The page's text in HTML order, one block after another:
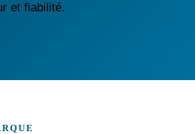
et fiabilité.